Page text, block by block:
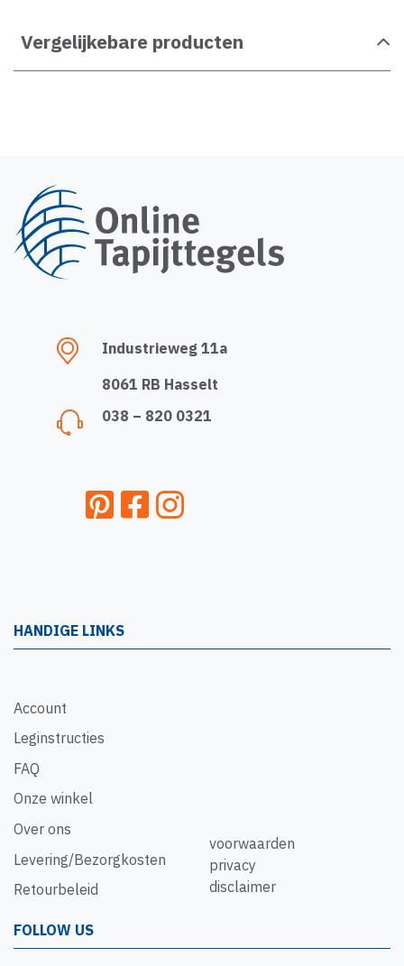
Vergelijkebare producten
Industrieweg 11a
8061 RB Hasselt
038 – 820 0321
HANDIGE LINKS
Account
Leginstructies
FAQ
Onze winkel
Over ons
Levering/Bezorgkosten
Retourbeleid
voorwaarden
privacy
disclaimer
FOLLOW US